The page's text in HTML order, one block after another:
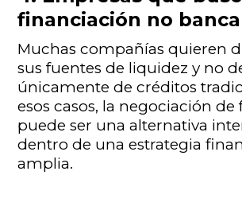
financiación no
Muchas compañías quieren
sus fuentes de liquidez y no
únicamente de créditos
esos casos, la negociación de
puede ser una alternativa
dentro de una estrategia
amplia.